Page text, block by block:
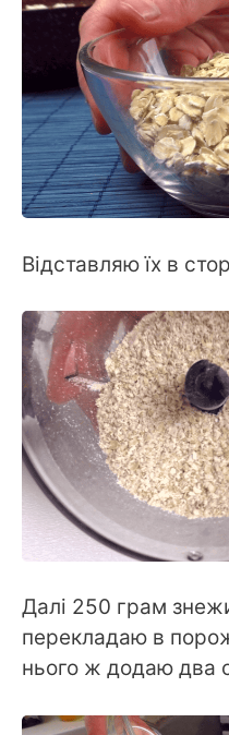
Відставляю їх в
Далі 250 грам
перекладаю в
нього ж додаю два